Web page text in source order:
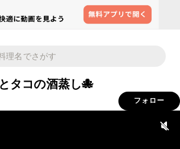
タコの酒蒸し🐙
フォロー